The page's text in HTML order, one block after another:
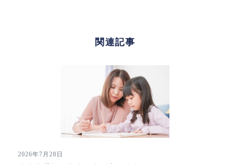
関連記事
2026年7月28日